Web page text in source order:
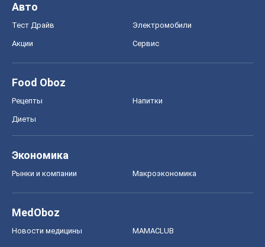
Авто
Тест Драйв Электромобили
Акции Сервис
Food Oboz
Рецепты Напитки
Диеты
Экономика
Рынки и компании Mакроэкономика
MedOboz
Новости медицины MAMACLUB